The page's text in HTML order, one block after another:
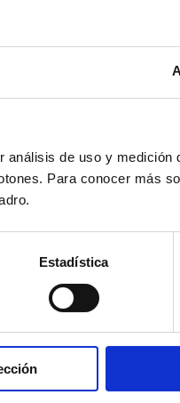
de uso y medición
Para conocer más
Estadística
en
los